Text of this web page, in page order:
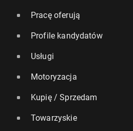
Pracę oferują
Profile kandydatów
Usługi
Motoryzacja
Kupię / Sprzedam
Towarzyskie